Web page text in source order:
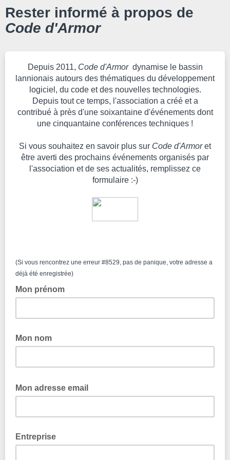
Rester informé à propos de
Code d'Armor
Depuis 2011, Code d'Armor dynamise le bassin
lannionais autours des thématiques du développement
logiciel, du code et des nouvelles technologies.
Depuis tout ce temps, l'association a créé et a
contribué à près d'une soixantaine d'événements dont
une cinquantaine conférences techniques !
Si vous souhaitez en savoir plus sur Code d'Armoret
être averti des prochains événements organisés par
l'association et de ses actualités, remplissez ce
formulaire :-)
(Si vous rencontrez une erreur #8529, pas de panique, votre adresse a
déjà été enregistrée)
Mon prénom
Mon nom
Mon adresse email
Entreprise